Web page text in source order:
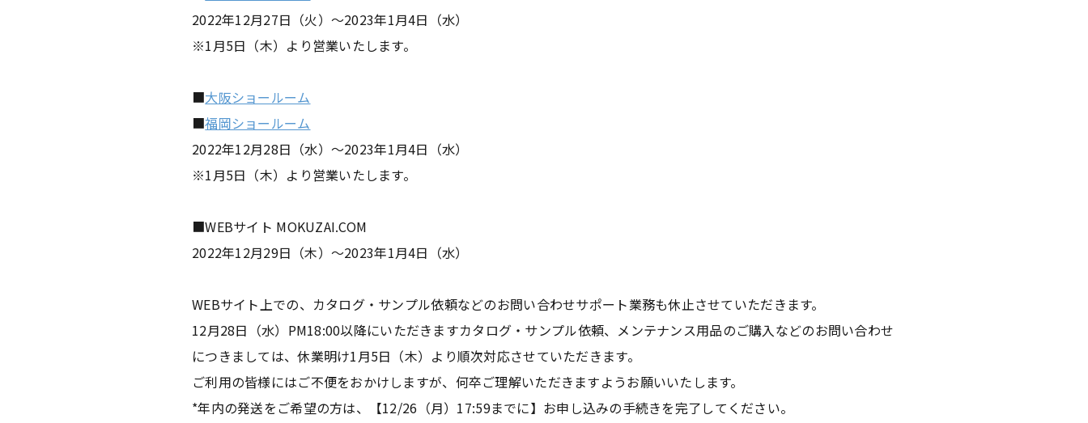
2022年12月27日（火）～2023年1月4日（水）
※1月5日（木）より営業いたします。
■大阪ショールーム
■福岡ショールーム
2022年12月28日（水）～2023年1月4日（水）
※1月5日（木）より営業いたします。
■WEBサイト MOKUZAI.COM
2022年12月29日（木）～2023年1月4日（水）
WEBサイト上での、カタログ・サンプル依頼などのお問い合わせサポート業務も休止させていただきます。
12月28日（水）PM18:00以降にいただきますカタログ・サンプル依頼、メンテナンス用品のご購入などのお問い合わせ
につきましては、休業明け1月5日（木）より順次対応させていただきます。
ご利用の皆様にはご不便をおかけしますが、何卒ご理解いただきますようお願いいたします。
*年内の発送をご希望の方は、【12/26（月）17:59までに】お申し込みの手続きを完了してください。